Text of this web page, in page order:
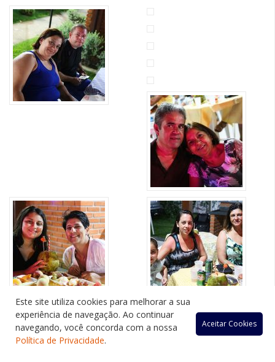
Este site utiliza cookies para melhorar a sua
experiência de navegação. Ao continuar
navegando, você concorda com a nossa
Política de Privacidade.
Aceitar Cookies